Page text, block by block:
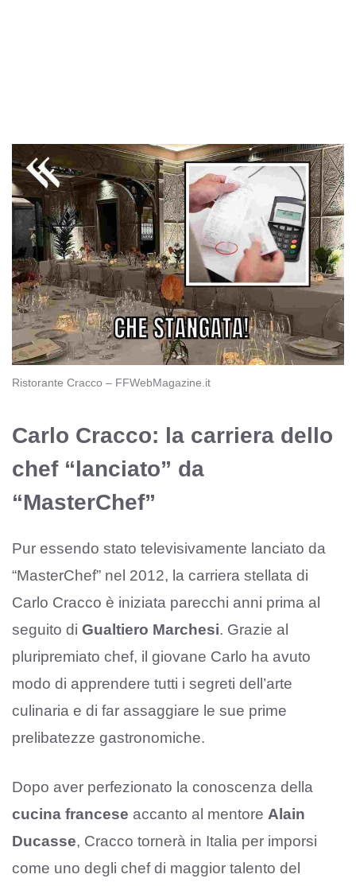
Ristorante Cracco – FFWebMagazine.it
Carlo Cracco: la carriera dello
chef “lanciato” da
“MasterChef”
Pur essendo stato televisivamente lanciato da
“MasterChef” nel 2012, la carriera stellata di
Carlo Cracco è iniziata parecchi anni prima al
seguito di Gualtiero Marchesi. Grazie al
pluripremiato chef, il giovane Carlo ha avuto
modo di apprendere tutti i segreti dell’arte
culinaria e di far assaggiare le sue prime
prelibatezze gastronomiche.
Dopo aver perfezionato la conoscenza della
cucina francese accanto al mentore Alain
Ducasse, Cracco tornerà in Italia per imporsi
come uno degli chef di maggior talento del